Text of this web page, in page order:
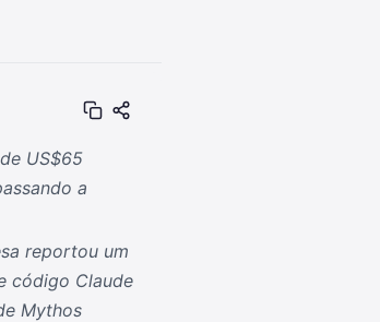
US$65
a
reportou um
código Claude
Mythos